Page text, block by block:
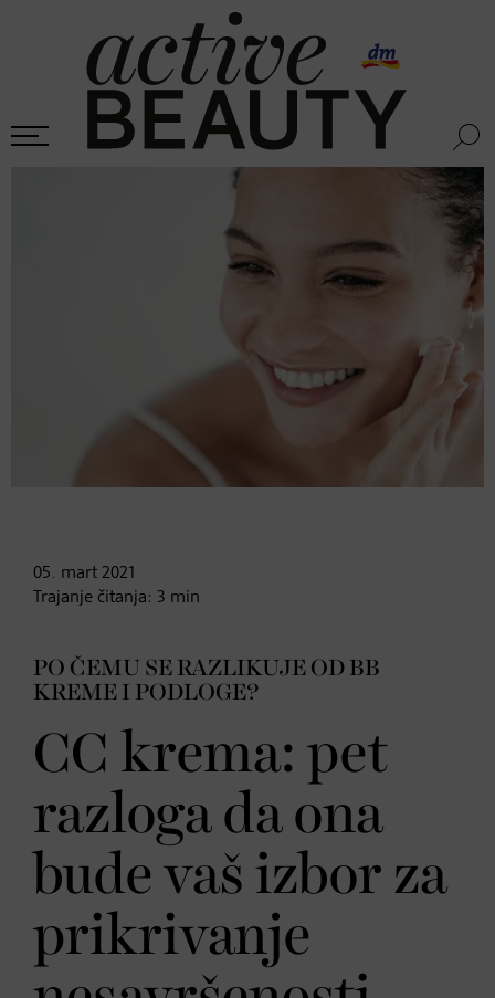
05. mart 2021
Trajanje čitanja: 3 min
PO ČEMU SE RAZLIKUJE OD BB
KREME I PODLOGE?
CC krema: pet
razloga da ona
bude vaš izbor za
prikrivanje